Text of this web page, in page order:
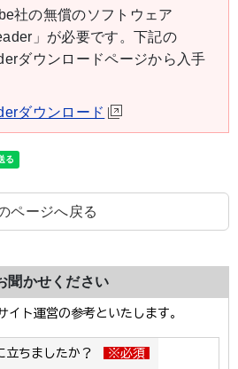
社の無償のソフトウェア
」が必要です。下記の
ダウンロードページから入手
ダウンロード
ページへ戻る
聞かせください